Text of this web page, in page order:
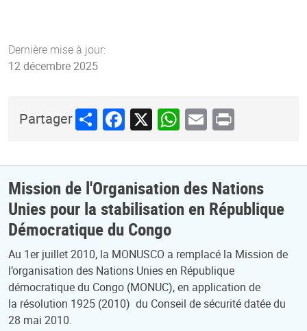
Dernière mise à jour:
12 décembre 2025
PartagerShareFacebook
X WhatsApp
Email
Print
Mission de l'Organisation des Nations
Unies pour la stabilisation en République
Démocratique du Congo
Au 1er juillet 2010, la MONUSCO a remplacé la Mission de
l’organisation des Nations Unies en République
démocratique du Congo (MONUC), en application de
la résolution 1925 (2010) du Conseil de sécurité datée du
28 mai 2010.